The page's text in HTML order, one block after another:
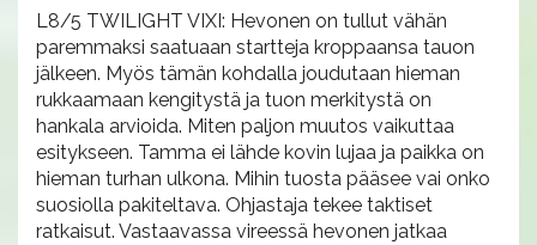
L8/5 TWILIGHT VIXI: Hevonen on tullut vähän
paremmaksi saatuaan startteja kroppaansa tauon
jälkeen. Myös tämän kohdalla joudutaan hieman
rukkaamaan kengitystä ja tuon merkitystä on
hankala arvioida. Miten paljon muutos vaikuttaa
esitykseen. Tamma ei lähde kovin lujaa ja paikka on
hieman turhan ulkona. Mihin tuosta pääsee vai onko
suosiolla pakiteltava. Ohjastaja tekee taktiset
ratkaisut. Vastaavassa vireessä hevonen jatkaa